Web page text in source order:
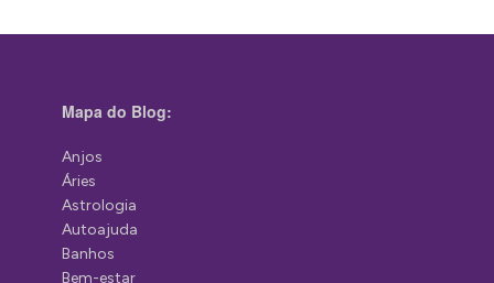
Mapa do Blog:
Anjos
Áries
Astrologia
Autoajuda
Banhos
Bem-estar